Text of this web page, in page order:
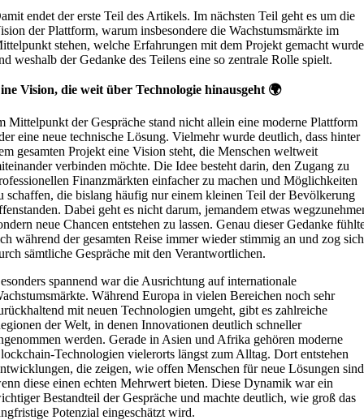
endet der erste Teil des Artikels. Im nächsten Teil geht es um die
der Plattform, warum insbesondere die Wachstumsmärkte im
stehen, welche Erfahrungen mit dem Projekt gemacht
weshalb der Gedanke des Teilens eine so zentrale Rolle spielt.
Vision, die weit über Technologie hinausgeht 🌍
Mittelpunkt der Gespräche stand nicht allein eine moderne Plattform
eine neue technische Lösung. Vielmehr wurde deutlich, dass hinter
gesamten Projekt eine Vision steht, die Menschen weltweit
verbinden möchte. Die Idee besteht darin, den Zugang zu
Finanzmärkten einfacher zu machen und Möglichkeiten
schaffen, die bislang häufig nur einem kleinen Teil der Bevölkerung
Dabei geht es nicht darum, jemandem etwas
neue Chancen entstehen zu lassen. Genau dieser Gedanke
während der gesamten Reise immer wieder stimmig an und zog sich
sämtliche Gespräche mit den Verantwortlichen.
spannend war die Ausrichtung auf internationale
Während Europa in vielen Bereichen noch sehr
mit neuen Technologien umgeht, gibt es zahlreiche
der Welt, in denen Innovationen deutlich schneller
werden. Gerade in Asien und Afrika gehören moderne
Technologien vielerorts längst zum Alltag. Dort entstehen
die zeigen, wie offen Menschen für neue Lösungen
diese einen echten Mehrwert bieten. Diese Dynamik war ein
Bestandteil der Gespräche und machte deutlich, wie groß das
Potenzial eingeschätzt wird.